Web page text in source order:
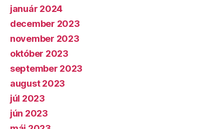
január 2024
december 2023
november 2023
október 2023
september 2023
august 2023
júl 2023
jún 2023